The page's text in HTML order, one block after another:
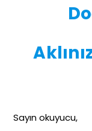
Sayın okuyucu,